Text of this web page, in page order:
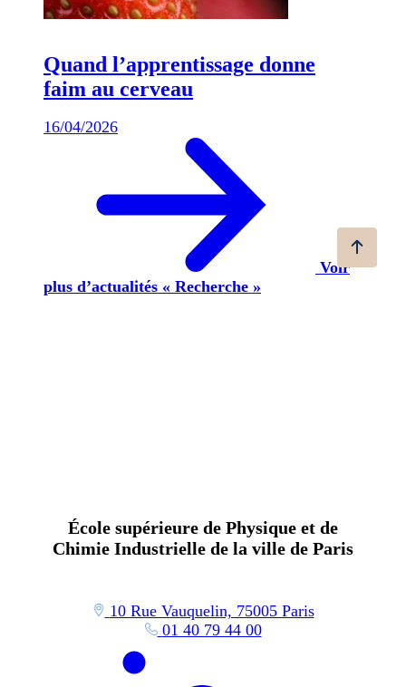
Quand l’apprentissage donne
faim au cerveau
16/04/2026
Voir
plus d’actualités « Recherche »
École supérieure de Physique et de
Chimie Industrielle de la ville de Paris
10 Rue Vauquelin, 75005 Paris
01 40 79 44 00